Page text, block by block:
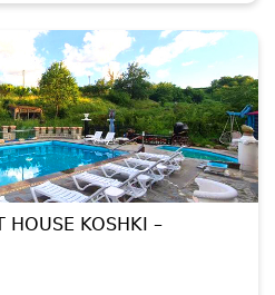
HOUSE KOSHKI –